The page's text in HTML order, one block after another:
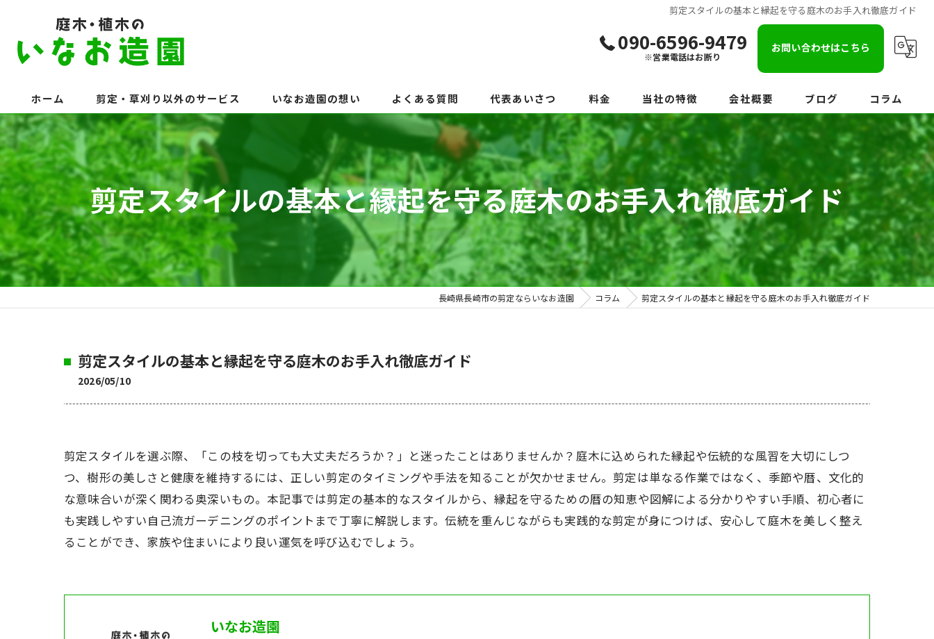
剪定スタイルの基本と縁起を守る庭木のお手入れ徹底ガイド
090-6596-9479
※営業電話はお断り
お問い合わせはこちら
ホーム 剪定・草刈り以外のサービス いなお造園の想い よくある質問 代表あいさつ 料金 当社の特徴
伐採
伐根
草刈り
草むしり
庭じまい
会社概要 ブログ コラム
剪定スタイルの基本と縁起を守る庭木のお手入れ徹底ガイド
長崎県長崎市の剪定ならいなお造園 コラム 剪定スタイルの基本と縁起を守る庭木のお手入れ徹底ガイド
剪定スタイルの基本と縁起を守る庭木のお手入れ徹底ガイド
2026/05/10
剪定スタイルを選ぶ際、「この枝を切っても大丈夫だろうか？」と迷ったことはありませんか？庭木に込められた縁起や伝統的な風習を大切にしつ
つ、樹形の美しさと健康を維持するには、正しい剪定のタイミングや手法を知ることが欠かせません。剪定は単なる作業ではなく、季節や暦、文化的
な意味合いが深く関わる奥深いもの。本記事では剪定の基本的なスタイルから、縁起を守るための暦の知恵や図解による分かりやすい手順、初心者に
も実践しやすい自己流ガーデニングのポイントまで丁寧に解説します。伝統を重んじながらも実践的な剪定が身につけば、安心して庭木を美しく整え
ることができ、家族や住まいにより良い運気を呼び込むでしょう。
いなお造園